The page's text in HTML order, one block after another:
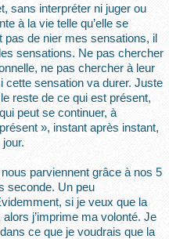
sans interpréter ni juger ou
à la vie telle qu’elle se
pas de nier mes sensations, il
sensations. Ne pas chercher
ne pas chercher à leur
cette sensation va durer. Juste
reste de ce qui est présent,
peut se continuer, à
», instant après instant,
parviennent grâce à nos 5
seconde. Un peu
si je veux que la
j’imprime ma volonté. Je
ce que je voudrais que la